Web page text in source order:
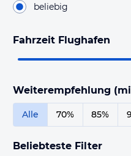
beliebig
Fahrzeit Flughafen
Weiterempfehlung
Alle 70% 85%
Beliebteste Filter